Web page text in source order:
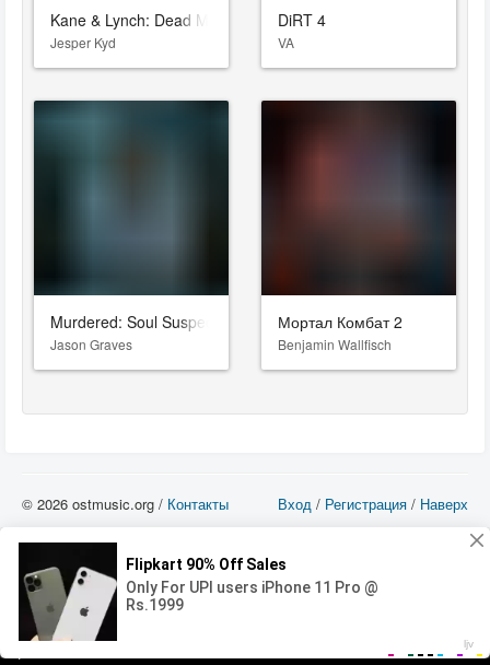
Error loading media: File could not be played 00:00
Kane & Lynch: Dead Men
Jesper Kyd
DiRT 4
VA
Murdered: Soul Suspect
Jason Graves
Мортал Комбат 2
Benjamin Wallfisch
Вход / Регистрация / Наверх
© 2026 ostmusic.org / Контакты
можете использовать такие материалы только в том в случае, если
использование производится с ознакомительными целями - для прочих целей
вы должны приобрести лицензионную запись.